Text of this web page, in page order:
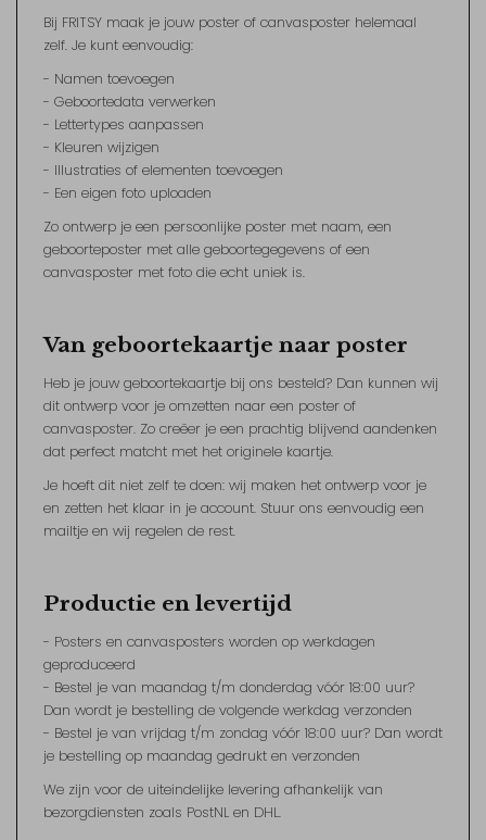
Bij FRITSY maak je jouw poster of canvasposter helemaal
zelf. Je kunt eenvoudig:
- Namen toevoegen
- Geboortedata verwerken
- Lettertypes aanpassen
- Kleuren wijzigen
- Illustraties of elementen toevoegen
- Een eigen foto uploaden
Zo ontwerp je een persoonlijke poster met naam, een
geboorteposter met alle geboortegegevens of een
canvasposter met foto die echt uniek is.
Van geboortekaartje naar poster
Heb je jouw geboortekaartje bij ons besteld? Dan kunnen wij
dit ontwerp voor je omzetten naar een poster of
canvasposter. Zo creëer je een prachtig blijvend aandenken
dat perfect matcht met het originele kaartje.
Je hoeft dit niet zelf te doen: wij maken het ontwerp voor je
en zetten het klaar in je account. Stuur ons eenvoudig een
mailtje en wij regelen de rest.
Productie en levertijd
- Posters en canvasposters worden op werkdagen
geproduceerd
- Bestel je van maandag t/m donderdag vóór 18:00 uur?
Dan wordt je bestelling de volgende werkdag verzonden
- Bestel je van vrijdag t/m zondag vóór 18:00 uur? Dan wordt
je bestelling op maandag gedrukt en verzonden
We zijn voor de uiteindelijke levering afhankelijk van
bezorgdiensten zoals PostNL en DHL.